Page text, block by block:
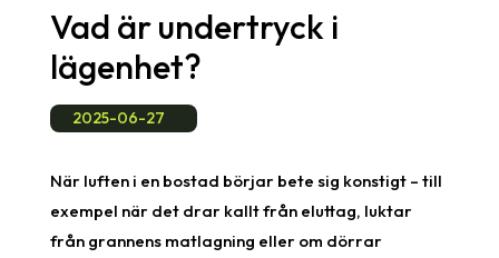
Vad är undertryck i
lägenhet?
2025-06-27
När luften i en bostad börjar bete sig konstigt – till
exempel när det drar kallt från eluttag, luktar
från grannens matlagning eller om dörrar